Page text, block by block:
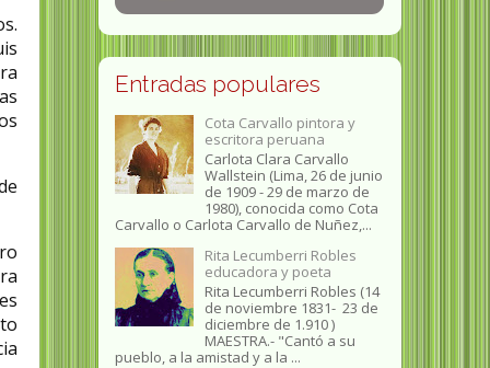
Entradas populares
Cota Carvallo pintora y
escritora peruana
Carlota Clara Carvallo
Wallstein (Lima, 26 de junio
de 1909 - 29 de marzo de
1980), conocida como Cota
Carvallo o Carlota Carvallo de Nuñez,...
Rita Lecumberri Robles
educadora y poeta
Rita Lecumberri Robles (14
de noviembre 1831- 23 de
diciembre de 1.910 )
MAESTRA.- "Cantó a su
pueblo, a la amistad y a la ...